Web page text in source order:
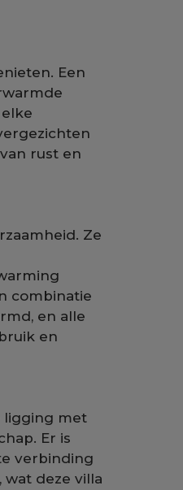
Een
rust en
Ze
combinatie
en alle
en
ligging met
Er is
verbinding
deze villa